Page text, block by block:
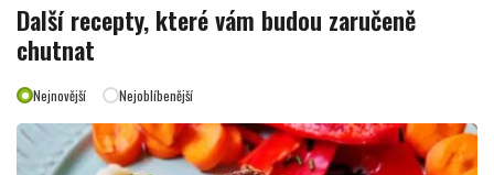
Další recepty, které vám budou zaručeně
chutnat
Nejnovější Nejoblíbenější